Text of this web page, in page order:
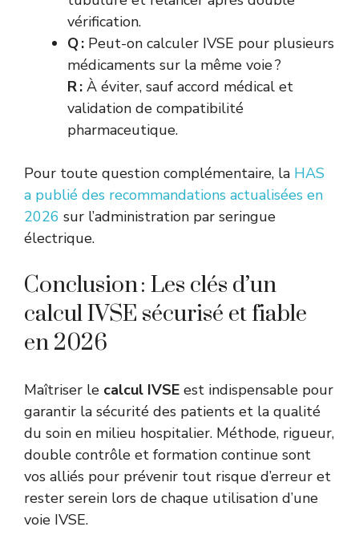
vérification.
Q : Peut-on calculer IVSE pour plusieurs
médicaments sur la même voie ?
R : À éviter, sauf accord médical et
validation de compatibilité
pharmaceutique.
Pour toute question complémentaire, la HAS
a publié des recommandations actualisées en
2026 sur l’administration par seringue
électrique.
Conclusion : Les clés d’un
calcul IVSE sécurisé et fiable
en 2026
Maîtriser le calcul IVSE est indispensable pour
garantir la sécurité des patients et la qualité
du soin en milieu hospitalier. Méthode, rigueur,
double contrôle et formation continue sont
vos alliés pour prévenir tout risque d’erreur et
rester serein lors de chaque utilisation d’une
voie IVSE.